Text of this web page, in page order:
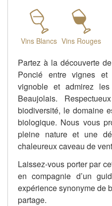
Vins Blancs Vins Rouges
Partez à la découverte
Poncié entre vignes et
vignoble et admirez
Beaujolais.
biodiversité, le domaine
biologique. Nous vous
pleine nature et une
chaleureux caveau de
Laissez-vous porter par
en compagnie d’un
expérience synonyme de
partage.